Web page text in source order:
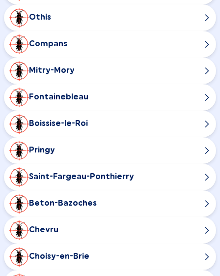
Othis
Compans
Mitry-Mory
Fontainebleau
Boissise-le-Roi
Pringy
Saint-Fargeau-Ponthierry
Beton-Bazoches
Chevru
Choisy-en-Brie